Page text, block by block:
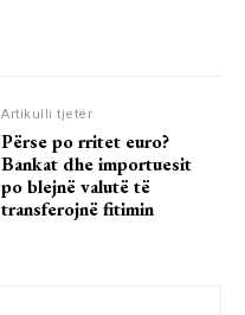
Artikulli tjetër
Përse po rritet euro?
Bankat dhe importuesit
po blejnë valutë të
transferojnë fitimin